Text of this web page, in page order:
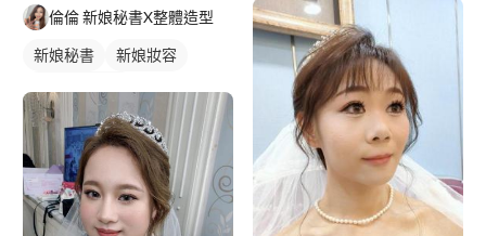
倫倫 新娘秘書X整體造型
新娘秘書
新娘妝容
妝髮造型服務